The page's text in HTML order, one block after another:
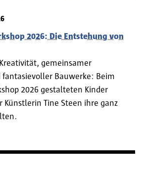
2026: Die Entstehung von
gemeinsamer
fantasievoller Bauwerke: Beim
2026 gestalteten Kinder
Künstlerin Tine Steen ihre ganz